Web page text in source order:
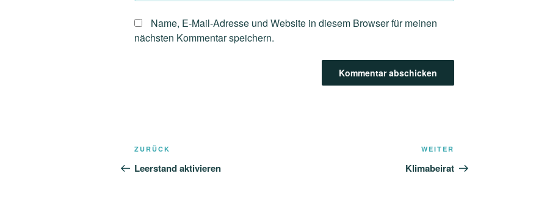
Name, E-Mail-Adresse und Website in diesem Browser für meinen
nächsten Kommentar speichern.
Beitragsnavigation
Vorheriger
Beitrag
ZURÜCK
Leerstand aktivieren
Beitrag
WEITER
Klimabeirat